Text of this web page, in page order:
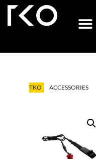
TKO ACCESSORIES